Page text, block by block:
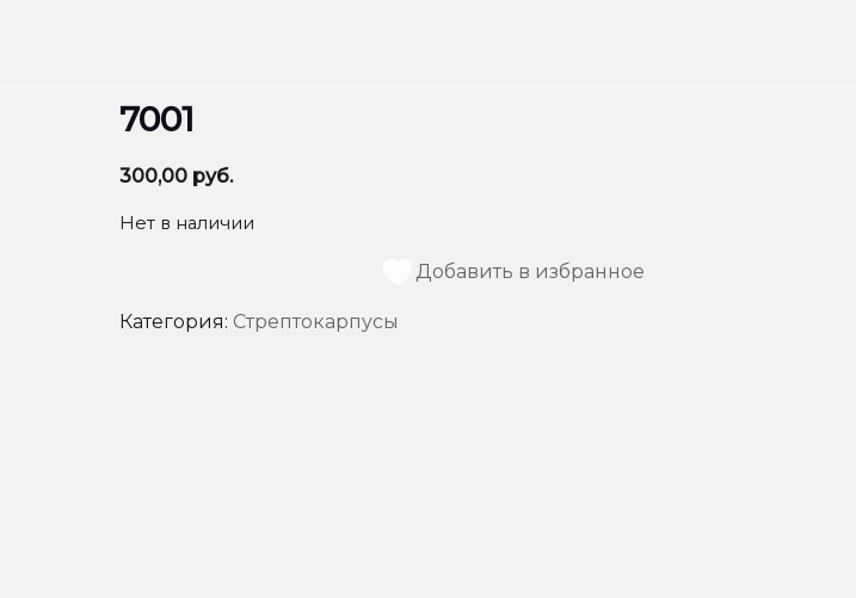
7001
300,00 руб.
Нет в наличии
Добавить в избранное
Категория: Стрептокарпусы